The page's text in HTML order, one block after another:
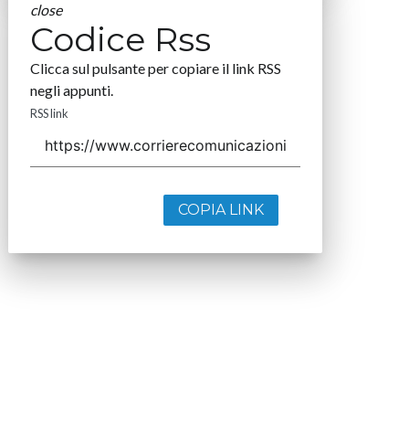
close
Codice Rss
Clicca sul pulsante per copiare il link RSS
negli appunti.
RSS link
COPIA LINK